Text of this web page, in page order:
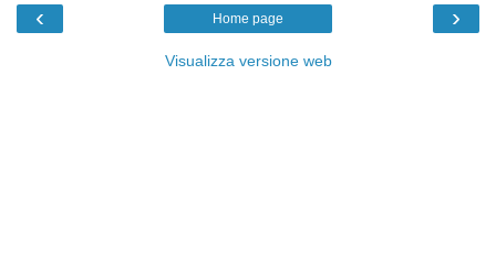
‹ ›
Home page
Visualizza versione web